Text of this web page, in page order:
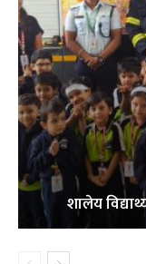
शालेय